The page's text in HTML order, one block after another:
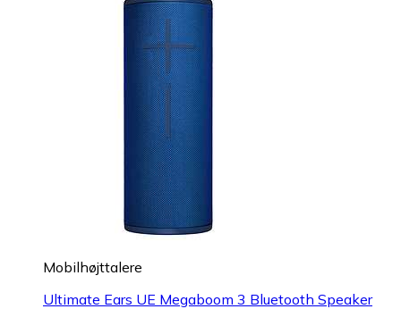
Mobilhøjttalere
Ultimate Ears UE Megaboom 3 Bluetooth Speaker